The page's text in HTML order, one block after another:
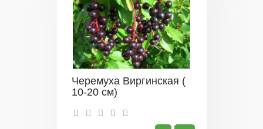
Черемуха Виргинская (
10-20 см)